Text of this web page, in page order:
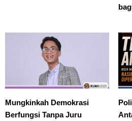
Mungkinkah Demokrasi
Berfungsi Tanpa Juru